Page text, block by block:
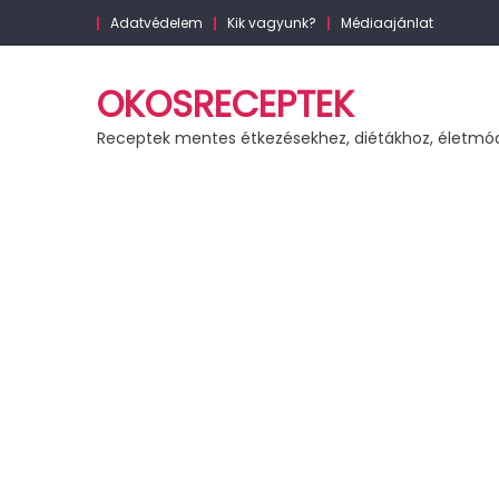
to
Adatvédelem Kik vagyunk? Médiaajánlat
OKOSRECEPTEK
Receptek mentes étkezésekhez, diétákhoz,